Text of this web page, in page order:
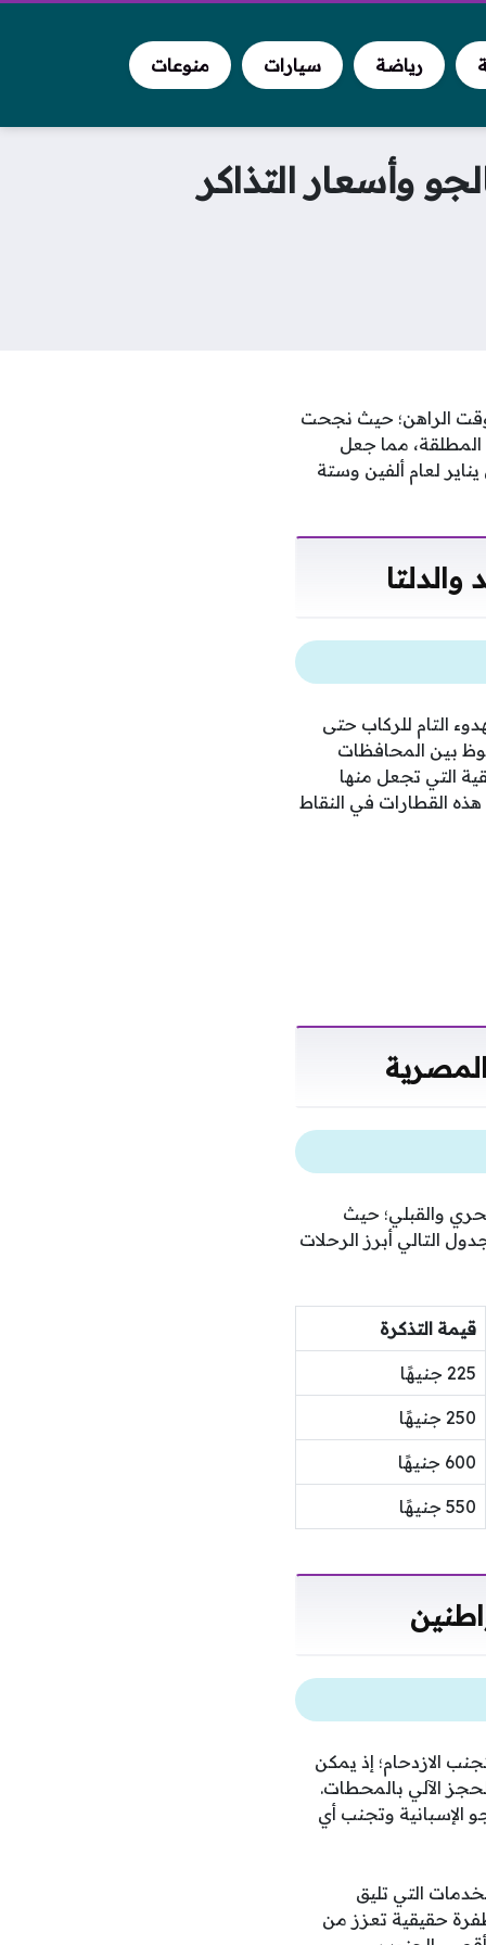
رياضة سيارات منوعات
وأسعار التذاكر
الراهن؛ حيث نجحت
المطلقة، مما جعل
لعام ألفين وستة
التام للركاب حتى
بين المحافظات
التي تجعل منها
القطارات في النقاط
والقبلي؛ حيث
التالي أبرز الرحلات
قيمة التذكرة
225 جنيهًا
250 جنيهًا
600 جنيهًا
550 جنيهًا
الازدحام؛ إذ يمكن
الآلي بالمحطات.
الإسبانية وتجنب أي
التي تليق
حقيقية تعزز من